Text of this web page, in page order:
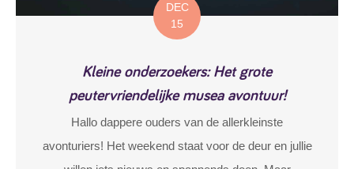
DEC
15
Kleine onderzoekers: Het grote
peutervriendelijke musea avontuur!
Hallo dappere ouders van de allerkleinste
avonturiers! Het weekend staat voor de deur en jullie